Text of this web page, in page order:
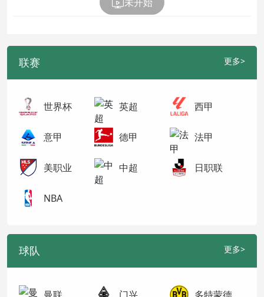
联赛 更多>
世界杯 英超 西甲
意甲 德甲 法甲
美职业 中超 日职联
NBA
球队 更多>